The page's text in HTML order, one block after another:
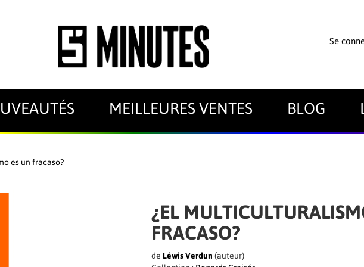
Se
MEILLEURES VENTES BLOG
es un fracaso?
¿EL
FRACASO?
de Léwis Verdun (auteur)